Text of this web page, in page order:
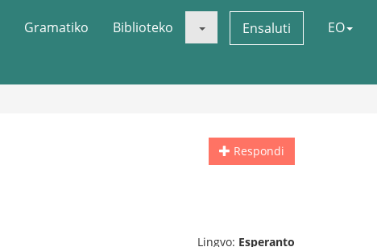
Gramatiko Biblioteko Ensaluti EO
Respondi
Lingvo: Esperanto